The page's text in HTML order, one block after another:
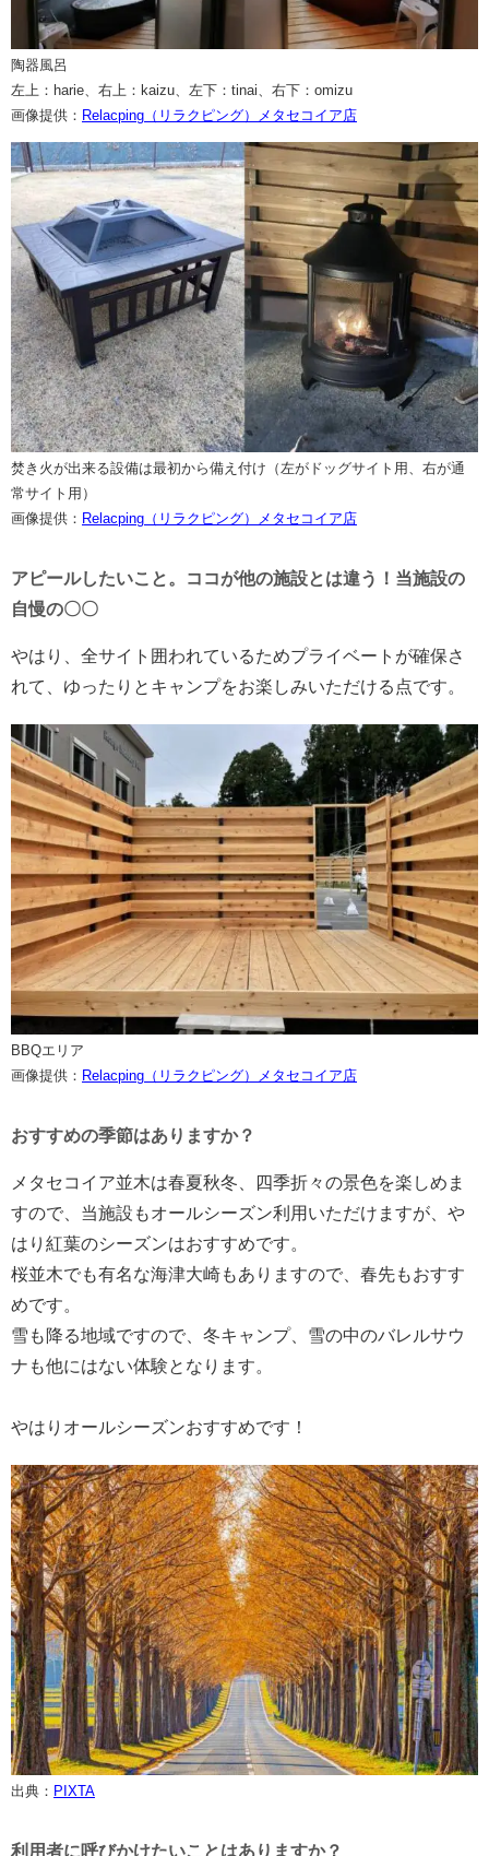
陶器風呂
左上：harie、右上：kaizu、左下：tinai、右下：omizu
画像提供： Relacping（リラクピング）メタセコイア店
焚き火が出来る設備は最初から備え付け（左がドッグサイト用、右が通
常サイト用）
画像提供： Relacping（リラクピング）メタセコイア店
アピールしたいこと。ココが他の施設とは違う！当施設の
自慢の〇〇
やはり、全サイト囲われているためプライベートが確保さ
れて、ゆったりとキャンプをお楽しみいただける点です。
BBQエリア
画像提供： Relacping（リラクピング）メタセコイア店
おすすめの季節はありますか？
メタセコイア並木は春夏秋冬、四季折々の景色を楽しめま
すので、当施設もオールシーズン利用いただけますが、や
はり紅葉のシーズンはおすすめです。
桜並木でも有名な海津大崎もありますので、春先もおすす
めです。
雪も降る地域ですので、冬キャンプ、雪の中のバレルサウ
ナも他にはない体験となります。
やはりオールシーズンおすすめです！
出典： PIXTA
利用者に呼びかけたいことはありますか？